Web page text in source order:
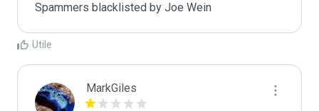
Spammers blacklisted by Joe Wein
Utile
MarkGiles